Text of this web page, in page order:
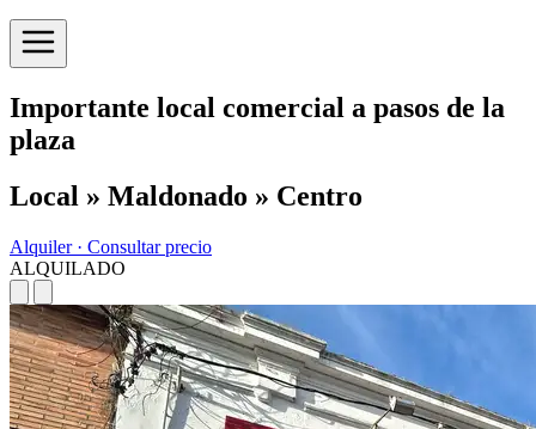
Importante local comercial a pasos de la
plaza
Local » Maldonado » Centro
Alquiler · Consultar precio
ALQUILADO